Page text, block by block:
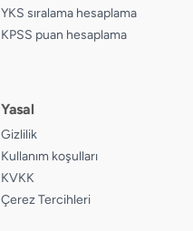
YKS sıralama hesaplama
KPSS puan hesaplama
Yasal
Gizlilik
Kullanım koşulları
KVKK
Çerez Tercihleri